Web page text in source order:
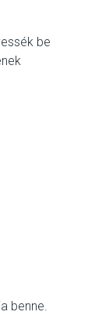
be
benne.